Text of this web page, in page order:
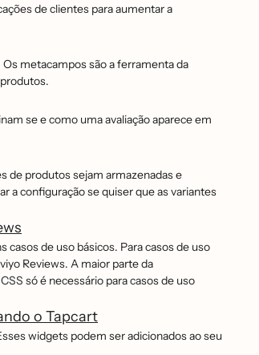
de clientes para aumentar a
metacampos são a ferramenta da
se e como uma avaliação aparece em
de produtos sejam armazenadas e
a configuração se quiser que as variantes
casos de uso básicos. Para casos de uso
Reviews. A maior parte da
só é necessário para casos de uso
o Tapcart
widgets podem ser adicionados ao seu